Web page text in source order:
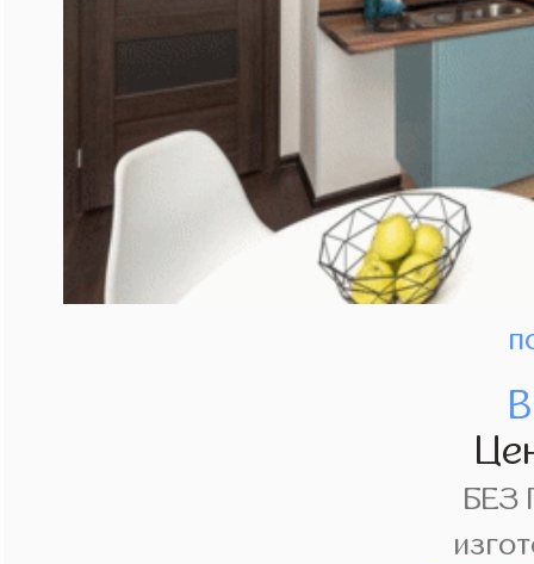
БЕЗ